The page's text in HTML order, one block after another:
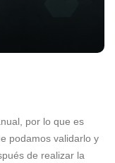
por lo que es
podamos validarlo y
de realizar la